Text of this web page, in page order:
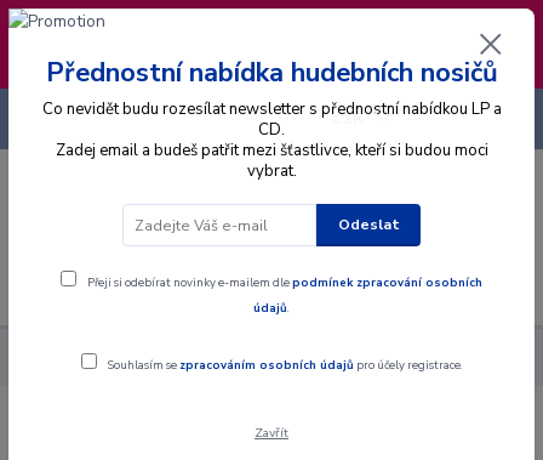
❣️ Od 4.8. do 13.8. čerpám dovolenou. Datum
expedice objednávek se posouvá na pátek
14.8.2026 🐋
Menu
CZK
+420 725 736 293
Alba CD The Byrds - Greatest Hits - CD
The Byrds - Greatest Hits - CD
Přednostní nabídka hudebních nosičů
Co nevidět budu rozesílat newsletter s přednostní nabídkou LP a
CD.
Zadej email a budeš patřit mezi šťastlivce, kteří si budou moci
vybrat.
Odeslat
Přeji si odebírat novinky e-mailem dlepodmínek zpracování osobních
údajů.
Souhlasím se zpracováním osobních údajů pro účely registrace.
Zavřít